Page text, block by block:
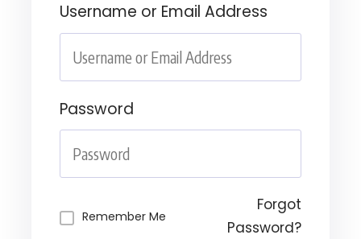
Username or Email Address
Password
Remember Me
Forgot
Password?